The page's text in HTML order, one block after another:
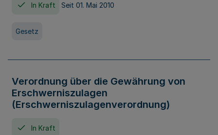
In Kraft Seit 01. Mai 2010
Gesetz
Verordnung über die Gewährung von
Erschwerniszulagen
(Erschwerniszulagenverordnung)
In Kraft